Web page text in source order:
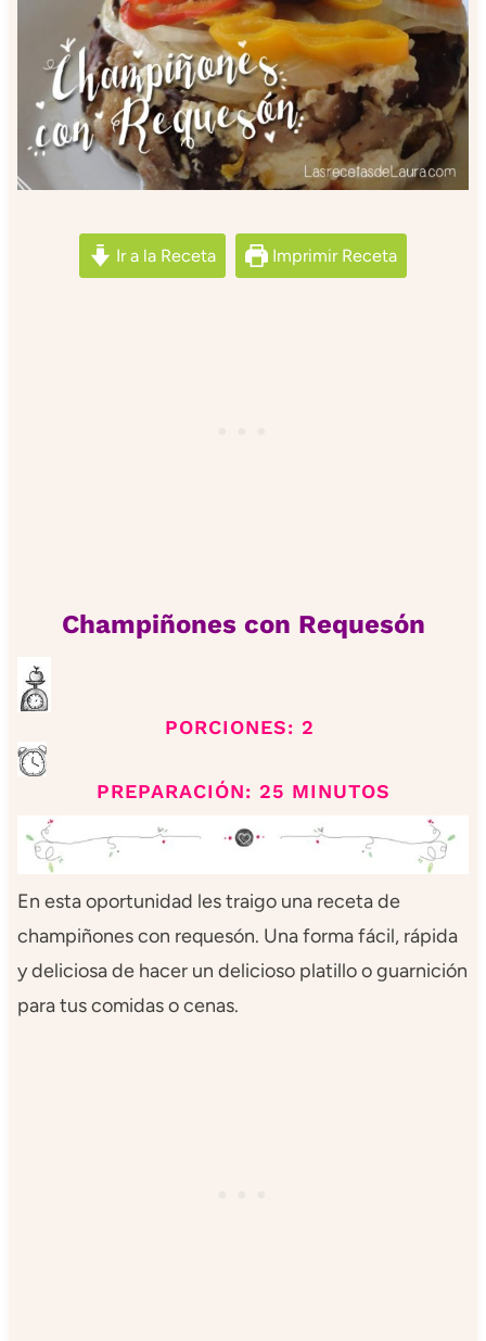
Ir a la Receta Imprimir Receta
Champiñones con Requesón
PORCIONES: 2
PREPARACIÓN: 25 MINUTOS
En esta oportunidad les traigo una receta de
champiñones con requesón. Una forma fácil, rápida
y deliciosa de hacer un delicioso platillo o guarnición
para tus comidas o cenas.